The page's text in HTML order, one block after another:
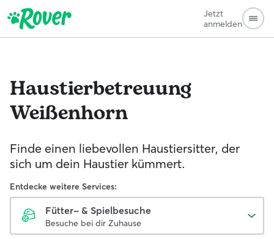
Jetzt
anmelden
Haustierbetreuung
Weißenhorn
Finde einen liebevollen Haustiersitter, der
sich um dein Haustier kümmert.
Entdecke weitere Services:
Fütter- & Spielbesuche
Besuche bei dir Zuhause